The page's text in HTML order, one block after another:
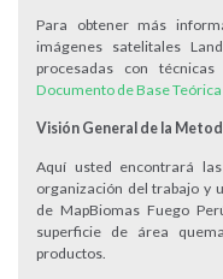
Para obtener más
imágenes satelitales
procesadas con
Documento de Base
Visión General de la
Aquí usted encontrará
organización del trabajo y
de MapBiomas Fuego
superficie de área
productos.